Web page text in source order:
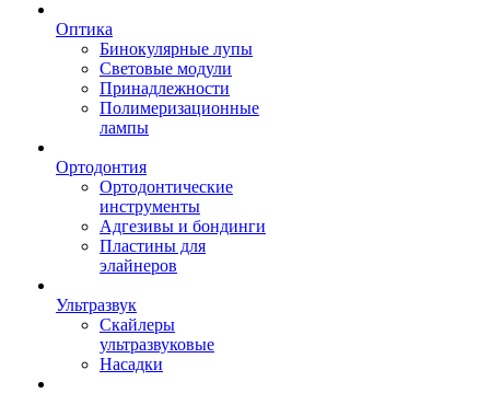
Оптика
Бинокулярные лупы
Световые модули
Принадлежности
Полимеризационные
лампы
Ортодонтия
Ортодонтические
инструменты
Адгезивы и бондинги
Пластины для
элайнеров
Ультразвук
Скайлеры
ультразвуковые
Насадки